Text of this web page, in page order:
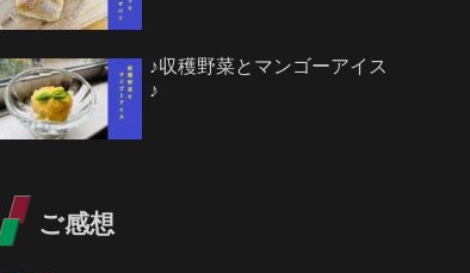
♪収穫野菜とマンゴーアイス
♪
ご感想